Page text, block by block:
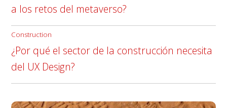
a los retos del metaverso?
Construction
¿Por qué el sector de la construcción necesita
del UX Design?